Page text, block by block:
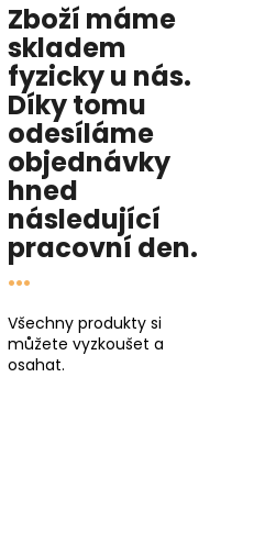
Zboží máme
skladem
fyzicky u nás.
Díky tomu
odesíláme
objednávky
hned
následující
pracovní den.
...
Všechny produkty si
můžete vyzkoušet a
osahat.